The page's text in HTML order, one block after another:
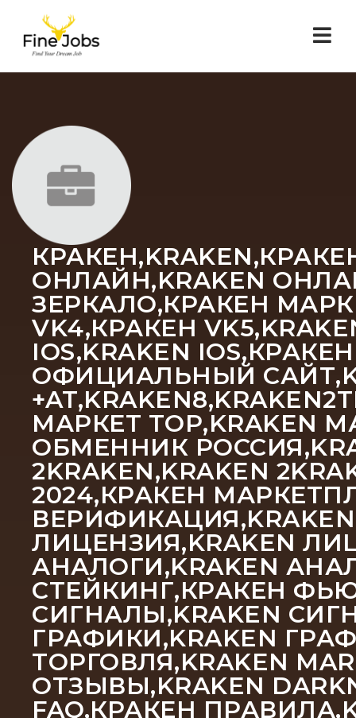
ОНЛАЙН,KRAKEN
ЗЕРКАЛО,КРАКЕН
VK4,КРАКЕН
IOS,KRAKEN
ОФИЦИАЛЬНЫЙ
МАРКЕТ ТОР,KRAKEN
ОБМЕННИК
2KRAKEN,KRAKEN
2024,КРАКЕН
ЛИЦЕНЗИЯ,KRAKEN
АНАЛОГИ,KRAKEN
СТЕЙКИНГ,КРАКЕН
СИГНАЛЫ,KRAKEN
ГРАФИКИ,KRAKEN
ТОРГОВЛЯ,KRAKEN
ОТЗЫВЫ,KRAKEN
FAQ,КРАКЕН